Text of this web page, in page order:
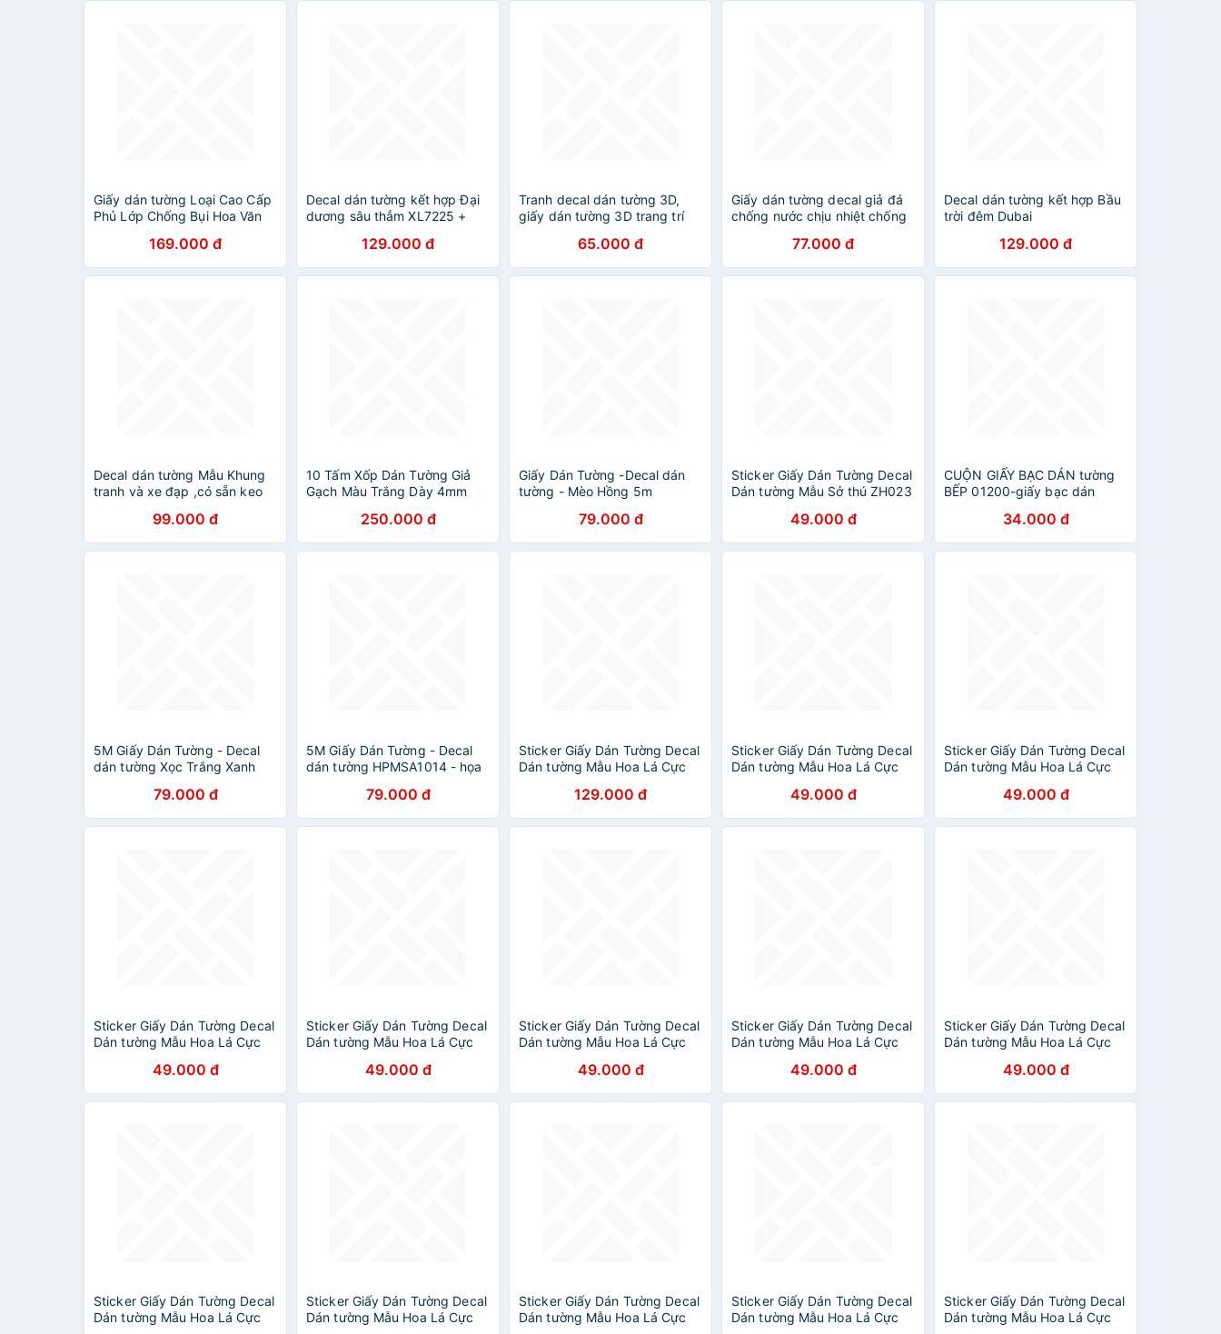
Giấy dán tường Loại Cao Cấp
Phủ Lớp Chống Bụi Hoa Văn
HPMWallpaper169.000 đ
Decal dán tường kết hợp Đại
dương sâu thẳm XL7225 +
129.000 đ
Tranh decal dán tường 3D,
giấy dán tường 3D trang trí
65.000 đ
Giấy dán tường decal giả đá
chống nước chịu nhiệt chống
khổ 60cmx5m77.000 đ
Decal dán tường kết hợp Bầu
trời đêm Dubai
Size Lớn ]129.000 đ
Decal dán tường Mẫu Khung
tranh và xe đạp ,có sẵn keo
99.000 đ
10 Tấm Xốp Dán Tường Giả
Gạch Màu Trắng Dày 4mm
Nước, Chống Ẩm Mốc Loại
Cao Cấp
250.000 đ
Giấy Dán Tường -Decal dán
tường - Mèo Hồng 5m
79.000 đ
Sticker Giấy Dán Tường Decal
Dán tường Mẫu Sở thú ZH023
49.000 đ
CUỘN GIẤY BẠC DÁN tường
BẾP 01200-giấy bạc dán
34.000 đ
5M Giấy Dán Tường - Decal
dán tường Xọc Trắng Xanh
79.000 đ
5M Giấy Dán Tường - Decal
dán tường HPMSA1014 - họa
79.000 đ
Sticker Giấy Dán Tường Decal
Dán tường Mẫu Hoa Lá Cực
129.000 đ
Sticker Giấy Dán Tường Decal
Dán tường Mẫu Hoa Lá Cực
49.000 đ
Sticker Giấy Dán Tường Decal
Dán tường Mẫu Hoa Lá Cực
49.000 đ
Sticker Giấy Dán Tường Decal
Dán tường Mẫu Hoa Lá Cực
49.000 đ
Sticker Giấy Dán Tường Decal
Dán tường Mẫu Hoa Lá Cực
49.000 đ
Sticker Giấy Dán Tường Decal
Dán tường Mẫu Hoa Lá Cực
49.000 đ
Sticker Giấy Dán Tường Decal
Dán tường Mẫu Hoa Lá Cực
49.000 đ
Sticker Giấy Dán Tường Decal
Dán tường Mẫu Hoa Lá Cực
49.000 đ
Sticker Giấy Dán Tường Decal
Dán tường Mẫu Hoa Lá Cực
Sticker Giấy Dán Tường Decal
Dán tường Mẫu Hoa Lá Cực
Sticker Giấy Dán Tường Decal
Dán tường Mẫu Hoa Lá Cực
Sticker Giấy Dán Tường Decal
Dán tường Mẫu Hoa Lá Cực
Sticker Giấy Dán Tường Decal
Dán tường Mẫu Hoa Lá Cực